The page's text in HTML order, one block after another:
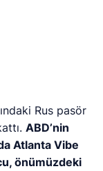
Rus pasör
ABD’nin
Atlanta Vibe
önümüzdeki